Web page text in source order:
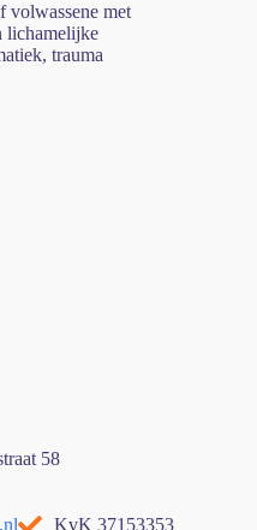
volwassene met
lichamelijke
trauma
58
KvK 37153353